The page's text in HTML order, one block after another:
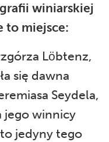
winiarskiej
to miejsce:
Löbtenz,
się dawna
Seydela,
jego winnicy
jedyny tego